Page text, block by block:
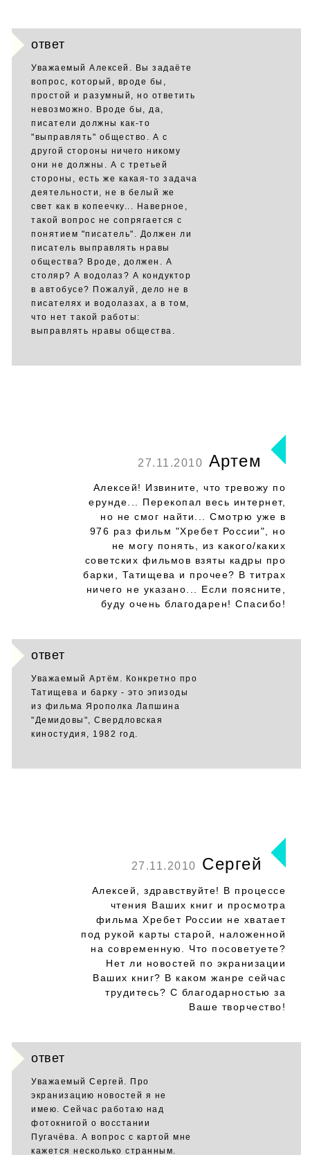
ответ
Уважаемый Алексей. Вы задаёте
вопрос, который, вроде бы,
простой и разумный, но ответить
невозможно. Вроде бы, да,
писатели должны как-то
"выправлять" общество. А с
другой стороны ничего никому
они не должны. А с третьей
стороны, есть же какая-то задача
деятельности, не в белый же
свет как в копеечку... Наверное,
такой вопрос не сопрягается с
понятием "писатель". Должен ли
писатель выправлять нравы
общества? Вроде, должен. А
столяр? А водолаз? А кондуктор
в автобусе? Пожалуй, дело не в
писателях и водолазах, а в том,
что нет такой работы:
выправлять нравы общества.
27.11.2010 Артем
Алексей! Извините, что тревожу по
ерунде... Перекопал весь интернет,
но не смог найти... Смотрю уже в
976 раз фильм "Хребет России", но
не могу понять, из какого/каких
советских фильмов взяты кадры про
барки, Татищева и прочее? В титрах
ничего не указано... Если поясните,
буду очень благодарен! Спасибо!
ответ
Уважаемый Артём. Конкретно про
Татищева и барку - это эпизоды
из фильма Ярополка Лапшина
"Демидовы", Свердловская
киностудия, 1982 год.
27.11.2010 Сергей
Алексей, здравствуйте! В процессе
чтения Ваших книг и просмотра
фильма Хребет России не хватает
под рукой карты старой, наложенной
на современную. Что посоветуете?
Нет ли новостей по экранизации
Ваших книг? В каком жанре сейчас
трудитесь? С благодарностью за
Ваше творчество!
ответ
Уважаемый Сергей. Про
экранизацию новостей я не
имею. Сейчас работаю над
фотокнигой о восстании
Пугачёва. А вопрос с картой мне
кажется несколько странным.